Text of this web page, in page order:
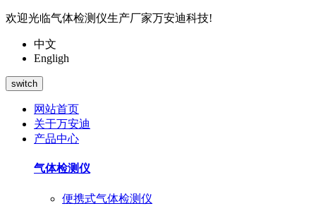
欢迎光临气体检测仪生产厂家万安迪科技!
中文
Engligh
switch
网站首页
关于万安迪
产品中心
气体检测仪
便携式气体检测仪